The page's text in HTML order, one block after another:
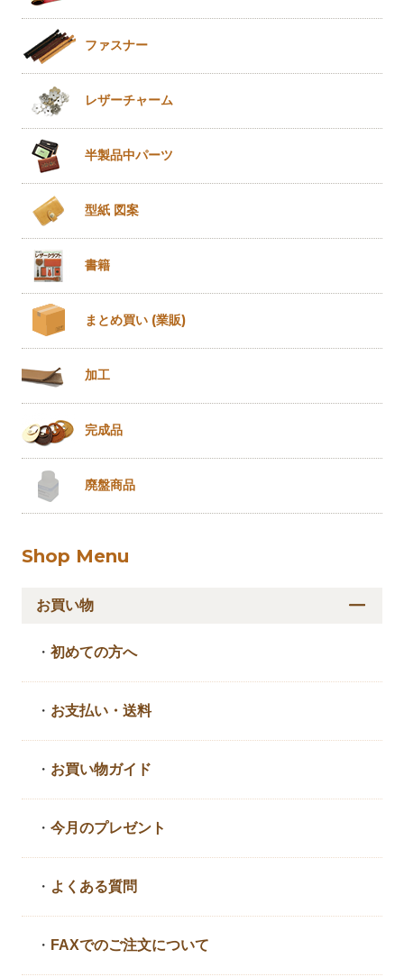
ファスナー
レザーチャーム
半製品中パーツ
型紙 図案
書籍
まとめ買い (業販)
加工
完成品
廃盤商品
Shop Menu
お買い物
・初めての方へ
・ お支払い・送料
・ お買い物ガイド
・今月のプレゼント
・ よくある質問
・ FAXでのご注文について